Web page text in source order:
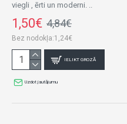
viegli , ērti un moderni. ..
1,50€ 4,84€
Bez nodokļa:1,24€
IELIKT GROZĀ
Uzdot jautājumu